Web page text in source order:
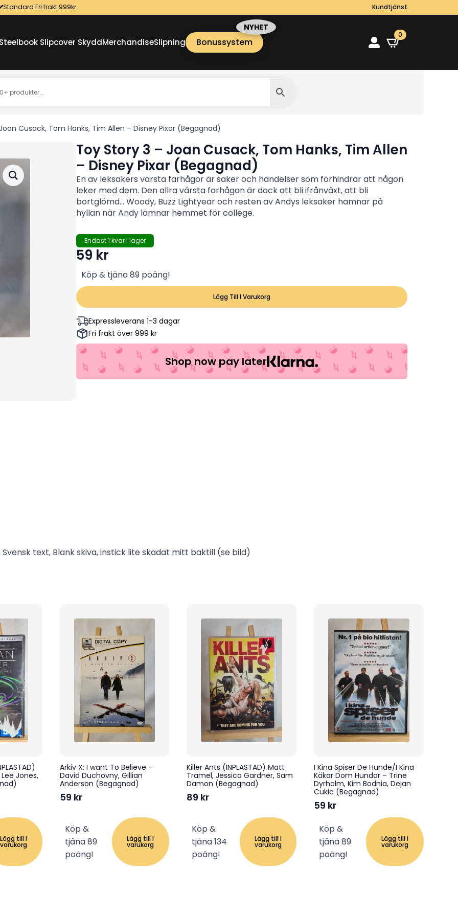
Standard Fri frakt 999kr Kundtjänst
Slipcover SkyddMerchandiseSlipning Bonussystem
0
Cusack, Tom Hanks, Tim Allen – Disney Pixar (Begagnad)
Toy Story 3 – Joan Cusack, Tom Hanks, Tim Allen
– Disney Pixar (Begagnad)
En av leksakers värsta farhågor är saker och händelser som förhindrar att någon
leker med dem. Den allra värsta farhågan är dock att bli ifrånväxt, att bli
bortglömd... Woody, Buzz Lightyear och resten av Andys leksaker hamnar på
hyllan när Andy lämnar hemmet för college.
Endast 1 kvar i lager
59 kr
Köp & tjäna 89 poäng!
Lägg Till I Varukorg
Expressleverans 1-3 dagar
Fri frakt över 999 kr
Shop now pay later
text, Blank skiva, instick lite skadat mitt baktill (se bild)
Jones,
Lägg till i
varukorg
Arkiv X: I want To Believe –
David Duchovny, Gillian
Anderson (Begagnad)
59 kr
Köp &
tjäna 89
poäng!
Lägg till i
varukorg
Killer Ants (INPLASTAD) Matt
Tramel, Jessica Gardner, Sam
Damon (Begagnad)
89 kr
Köp &
tjäna 134
poäng!
Lägg till i
varukorg
I Kina Spiser De Hunde/I Kina
Käkar Dom Hundar – Trine
Dyrholm, Kim Bodnia, Dejan
Cukic (Begagnad)
59 kr
Köp &
tjäna 89
poäng!
Lägg till i
varukorg